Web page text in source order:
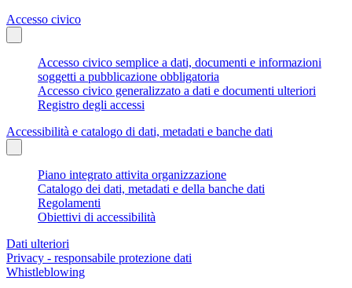
Accesso civico
Accesso civico semplice a dati, documenti e informazioni
soggetti a pubblicazione obbligatoria
Accesso civico generalizzato a dati e documenti ulteriori
Registro degli accessi
Accessibilità e catalogo di dati, metadati e banche dati
Piano integrato attivita organizzazione
Catalogo dei dati, metadati e della banche dati
Regolamenti
Obiettivi di accessibilità
Dati ulteriori
Privacy - responsabile protezione dati
Whistleblowing